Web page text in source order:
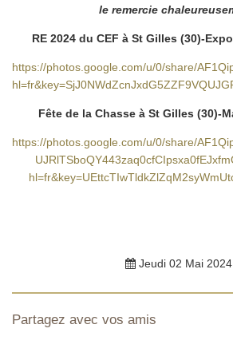
le remercie
RE 2024 du CEF à St Gilles (30)-
https://photos.google.com/u/0/share/
Fête de la Chasse à St Gilles (30)-
https://photos.google.com/u/0/share/
Jeudi 02 Mai 2024
Partagez avec vos amis